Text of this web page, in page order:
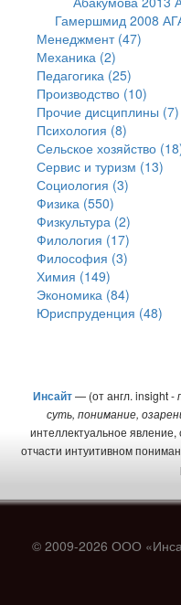
Гамершмид 2008
Менеджмент (47)
Механика (2)
Педагогика (25)
Производство (10)
Прочие дисциплины (7)
Психология (8)
Сельское хозяйство
Сервис и туризм (13)
Социология (3)
Физика (550)
Физкультура (2)
Филология (17)
Философия (3)
Химия (149)
Экономика (84)
Юриспруденция (48)
Инсайт — (от англ. insight -
суть, понимание,
интеллектуальное явление,
отчасти интуитивном
© 2009-2026 ООО